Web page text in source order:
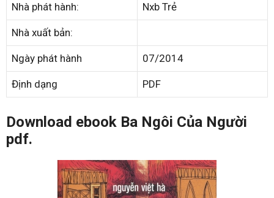
Nhà phát hành: Nxb Trẻ
Nhà xuất bản:
Ngày phát hành 07/2014
Định dạng PDF
Download ebook Ba Ngôi Của Người
pdf.